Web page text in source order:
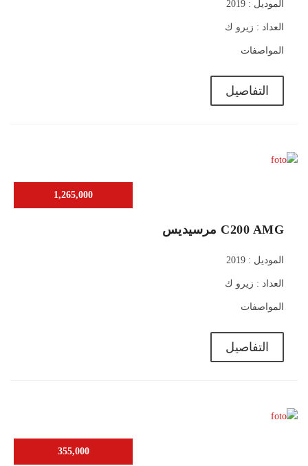
الموديل : 2019
العداد : زيرو ك
المواصفات
التفاصيل
1,265,000
C200 AMG مرسيديس
الموديل : 2019
العداد : زيرو ك
المواصفات
التفاصيل
355,000